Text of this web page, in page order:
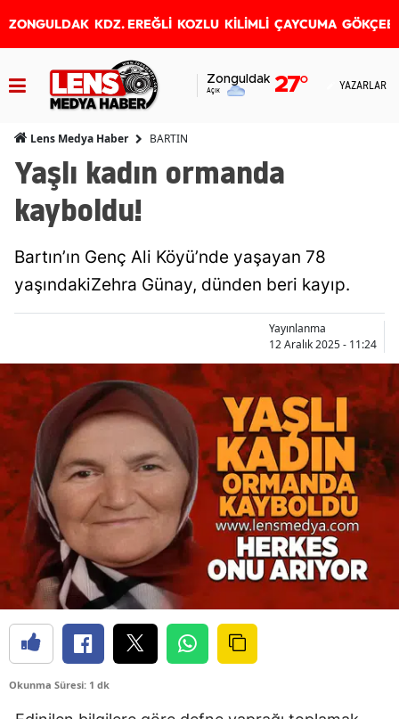
ZONGULDAK KDZ. EREĞLİ KOZLU KİLİMLİ ÇAYCUMA
Zonguldak
Açık 27° YAZARLAR
Lens Medya Haber BARTIN
Yaşlı kadın ormanda
kayboldu!
Bartın’ın Genç Ali Köyü’nde yaşayan 78
yaşındakiZehra Günay, dünden beri kayıp.
Yayınlanma
12 Aralık 2025 - 11:24
Okunma Süresi: 1 dk